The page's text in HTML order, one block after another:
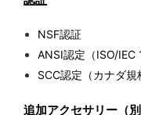
NSF認証
ANSI認定（ISO/IEC
SCC認定（カナダ規
追加アクセサリー（別